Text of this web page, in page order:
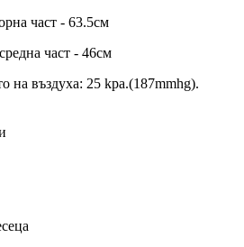
част - 63.5см
част - 46см
на въздуха: 25 kpa.(187mmhg).